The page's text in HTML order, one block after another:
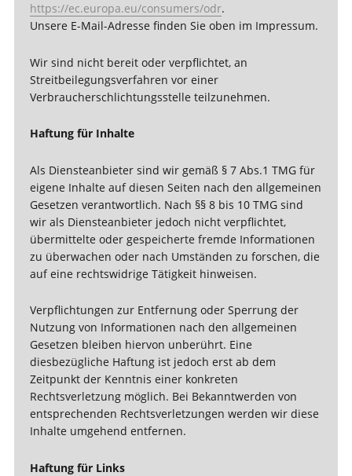
https://ec.europa.eu/consumers/odr.
Unsere E-Mail-Adresse finden Sie oben im Impressum.
Wir sind nicht bereit oder verpflichtet, an
Streitbeilegungsverfahren vor einer
Verbraucherschlichtungsstelle teilzunehmen.
Haftung für Inhalte
Als Diensteanbieter sind wir gemäß § 7 Abs.1 TMG für
eigene Inhalte auf diesen Seiten nach den allgemeinen
Gesetzen verantwortlich. Nach §§ 8 bis 10 TMG sind
wir als Diensteanbieter jedoch nicht verpflichtet,
übermittelte oder gespeicherte fremde Informationen
zu überwachen oder nach Umständen zu forschen, die
auf eine rechtswidrige Tätigkeit hinweisen.
Verpflichtungen zur Entfernung oder Sperrung der
Nutzung von Informationen nach den allgemeinen
Gesetzen bleiben hiervon unberührt. Eine
diesbezügliche Haftung ist jedoch erst ab dem
Zeitpunkt der Kenntnis einer konkreten
Rechtsverletzung möglich. Bei Bekanntwerden von
entsprechenden Rechtsverletzungen werden wir diese
Inhalte umgehend entfernen.
Haftung für Links